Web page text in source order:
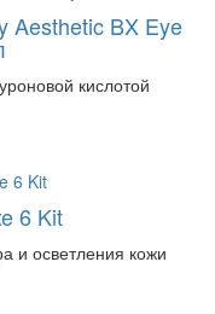
Aesthetic BX Eye
кислотой
6 Kit
и осветления кожи